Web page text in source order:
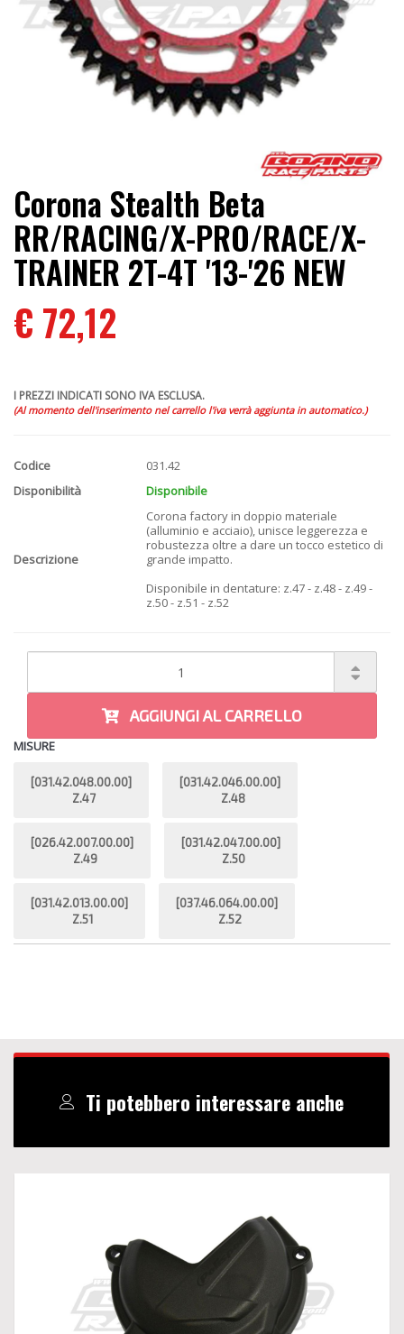
Corona Stealth Beta
RR/RACING/X-PRO/RACE/X-
TRAINER 2T-4T '13-'26 NEW
€ 72,12
I PREZZI INDICATI SONO IVA ESCLUSA.
(Al momento dell'inserimento nel carrello l'iva verrà aggiunta in automatico.)
Codice
031.42
Disponibilità
Disponibile
Descrizione
Corona factory in doppio materiale
(alluminio e acciaio), unisce leggerezza e
robustezza oltre a dare un tocco estetico di
grande impatto.
Disponibile in dentature: z.47 - z.48 - z.49 -
z.50 - z.51 - z.52
AGGIUNGI AL CARRELLO
MISURE
[031.42.048.00.00]
Z.47
[031.42.046.00.00]
Z.48
[026.42.007.00.00]
Z.49
[031.42.047.00.00]
Z.50
[031.42.013.00.00]
Z.51
[037.46.064.00.00]
Z.52
Ti potebbero interessare anche